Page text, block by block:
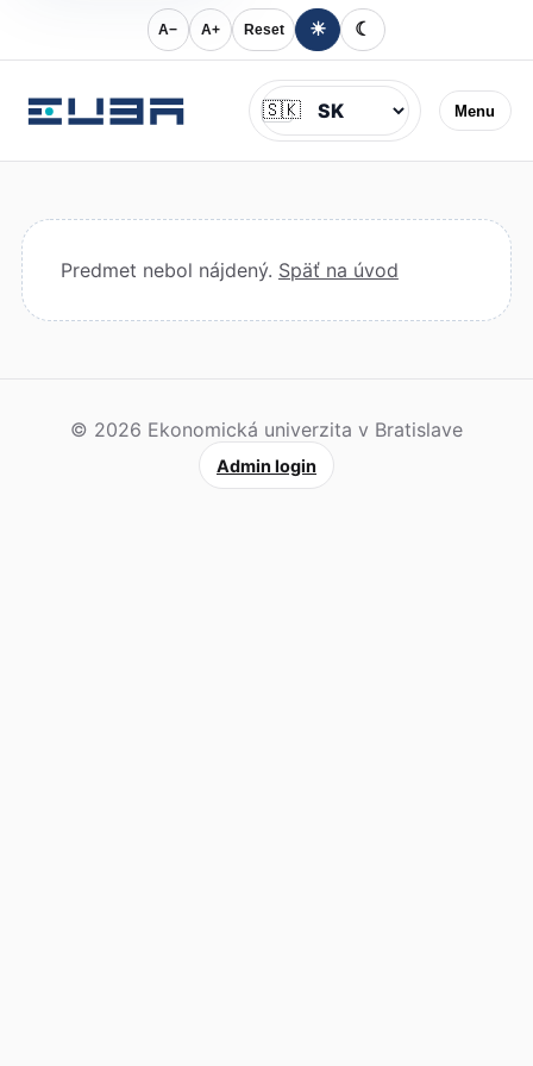
A− A+ Reset ☀ ☾
Menu
Jazyk
🇸🇰
Predmet nebol nájdený. Späť na úvod
© 2026 Ekonomická univerzita v Bratislave
Admin login